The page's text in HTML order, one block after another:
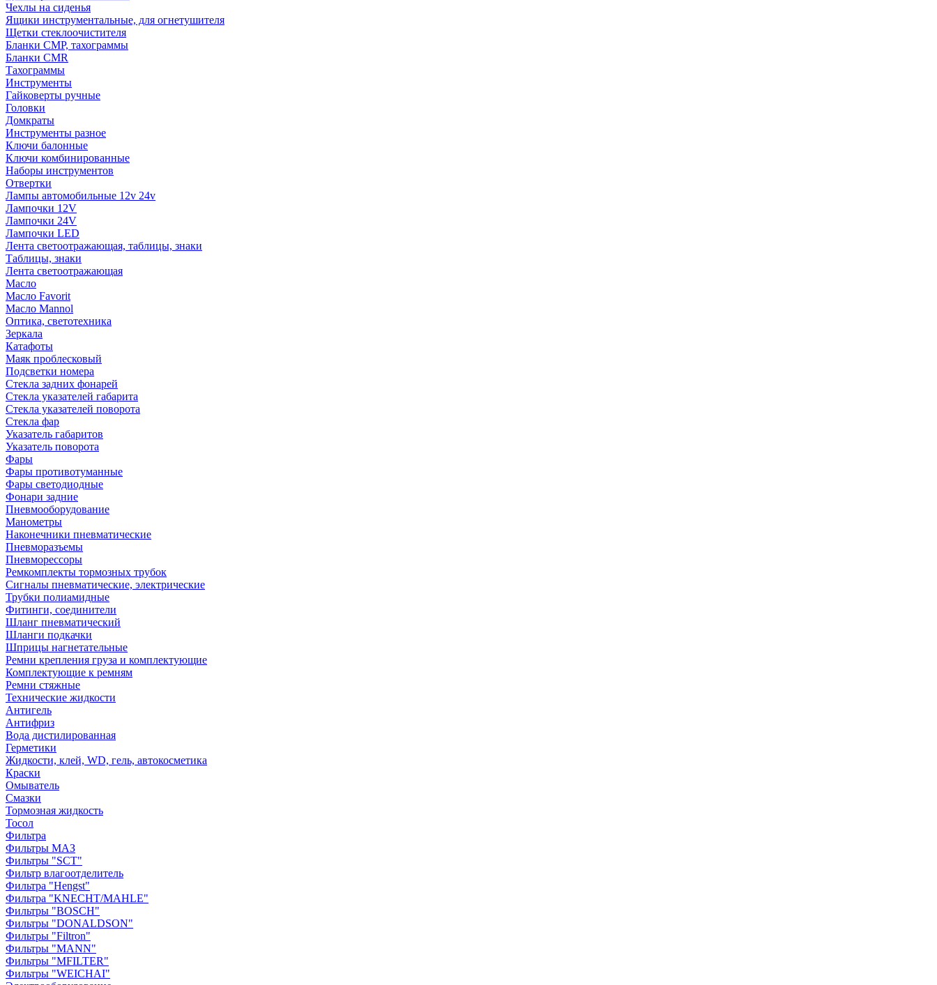
Чехлы на сиденья
Ящики инструментальные, для огнетушителя
Щетки стеклоочистителя
Бланки СМР, тахограммы
Бланки CMR
Тахограммы
Инструменты
Гайковерты ручные
Головки
Домкраты
Инструменты разное
Ключи балонные
Ключи комбинированные
Наборы инструментов
Отвертки
Лампы автомобильные 12v 24v
Лампочки 12V
Лампочки 24V
Лампочки LED
Лента светоотражающая, таблицы, знаки
Таблицы, знаки
Лента светоотражающая
Масло
Масло Favorit
Масло Mannol
Оптика, светотехника
Зеркала
Катафоты
Маяк проблесковый
Подсветки номера
Стекла задних фонарей
Стекла указателей габарита
Стекла указателей поворота
Стекла фар
Указатель габаритов
Указатель поворота
Фары
Фары противотуманные
Фары светодиодные
Фонари задние
Пневмооборудование
Манометры
Наконечники пневматические
Пневморазъемы
Пневморессоры
Ремкомплекты тормозных трубок
Сигналы пневматические, электрические
Трубки полиамидные
Фитинги, соединители
Шланг пневматический
Шланги подкачки
Шприцы нагнетательные
Ремни крепления груза и комплектующие
Комплектующие к ремням
Ремни стяжные
Технические жидкости
Антигель
Антифриз
Вода дистилированная
Герметики
Жидкости, клей, WD, гель, автокосметика
Краски
Омыватель
Смазки
Тормозная жидкость
Тосол
Фильтра
Фильтры МАЗ
Фильтры "SCT"
Фильтр влагоотделитель
Фильтра "Hengst"
Фильтра "KNECHT/MAHLE"
Фильтры "BOSCH"
Фильтры "DONALDSON"
Фильтры "Filtron"
Фильтры "MANN"
Фильтры "MFILTER"
Фильтры "WEICHAI"